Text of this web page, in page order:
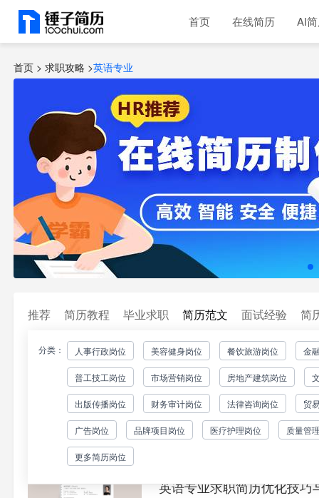
首页 在线简历 AI
首页 > 求职攻略 >英语专业
推荐 简历教程 毕业求职 简历范文
分类： 人事行政岗位 美容健身岗位 餐饮旅游岗位 金
普工技工岗位 市场营销岗位 房地产建筑岗位
出版传播岗位 财务审计岗位 法律咨询岗位 贸
广告岗位 品牌项目岗位 医疗护理岗位 质量管
更多简历岗位
面试经验 简
英语专业如何优化客服求职
立即创建您的简历英语专业客服简
要突出以下核心要素：一、求职意
注"期望薪资6k-8k"的..1
243
英语专业求职简历优化技巧